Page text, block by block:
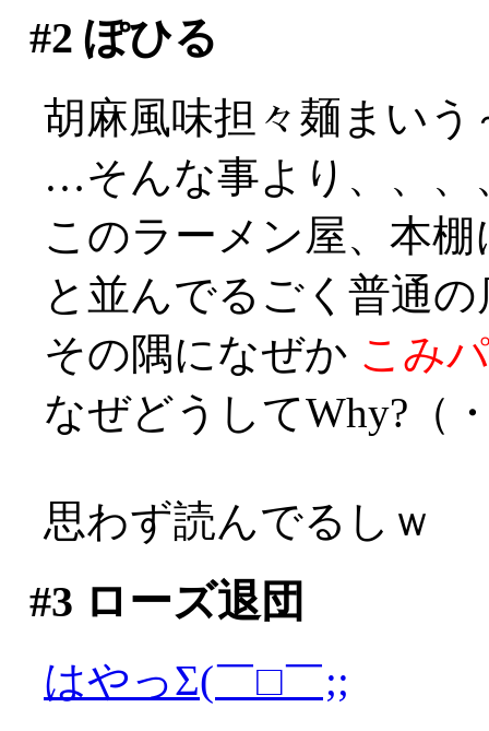
#2 ぽひる
胡麻風味担々麺まい
…そんな事より、、、
このラーメン屋、本
と並んでるごく普通
その隅になぜか こみ
なぜどうしてWhy?（
思わず読んでるしｗ
#3 ローズ退団
はやっΣ(￣□￣;;